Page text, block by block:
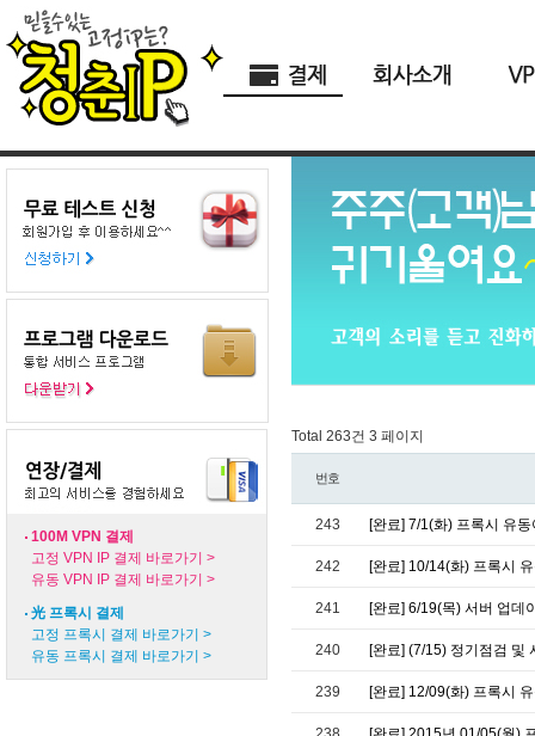
100M VPN 결제
고정 VPN IP 결제 바로가기 >
유동 VPN IP 결제 바로가기 >
光 프록시 결제
고정 프록시 결제 바로가기 >
유동 프록시 결제 바로가기 >
Total 263건 3 페이지
번호
243 [완료] 7/1(화) 프록시 유
242 [완료] 10/14(화) 프록시
241 [완료] 6/19(목) 서버 업데
240 [완료] (7/15) 정기점검 및
239 [완료] 12/09(화) 프록시